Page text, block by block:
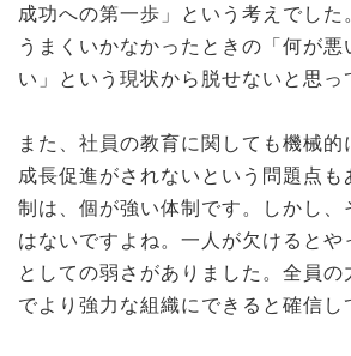
成功への第一歩」という考えでした
うまくいかなかったときの「何が悪
い」という現状から脱せないと思っ
また、社員の教育に関しても機械的
成長促進がされないという問題点も
制は、個が強い体制です。しかし、
はないですよね。一人が欠けるとや
としての弱さがありました。全員の
でより強力な組織にできると確信し